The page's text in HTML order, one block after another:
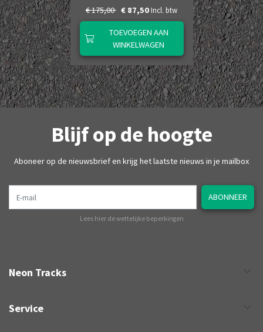
€ 175,00 € 87,50 Incl. btw
TOEVOEGEN AAN
WINKELWAGEN
Blijf op de hoogte
Aboneer op de nieuwsbrief en krijg het laatste nieuws in je mailbox
ABONNEER
Lees hier de wettelijke beperkingen
Neon Tracks
Service